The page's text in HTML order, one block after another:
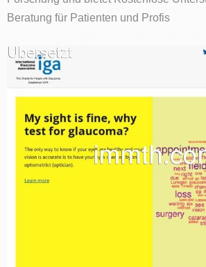
Beratung für Patienten und Profis